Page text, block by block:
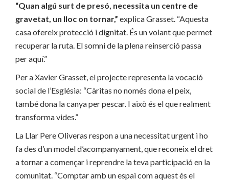
“Quan algú surt de presó, necessita un centre de
gravetat, un lloc on tornar,” explica Grasset. “Aquesta
casa ofereix protecció i dignitat. És un volant que permet
recuperar la ruta. El somni de la plena reinserció passa
per aquí.”
Per a Xavier Grasset, el projecte representa la vocació
social de l’Església: “Càritas no només dona el peix,
també dona la canya per pescar. I això és el que realment
transforma vides.”
La Llar Pere Oliveras respon a una necessitat urgent i ho
fa des d’un model d’acompanyament, que reconeix el dret
a tornar a començar i reprendre la teva participació en la
comunitat. “Comptar amb un espai com aquest és el